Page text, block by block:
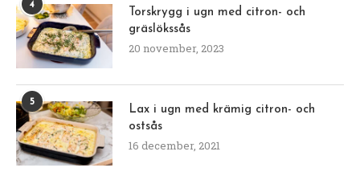
4
Torskrygg i ugn med citron- och
gräslökssås
20 november, 2023
5
Lax i ugn med krämig citron- och
ostsås
16 december, 2021